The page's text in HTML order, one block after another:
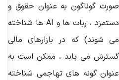
گوناگون به عنوان حقوق و
، ربات ها وAIها شناخته
شوند) که در بازارهای مالی
می یابد ، ممکن است به
گونه های تهاجمی شناخته